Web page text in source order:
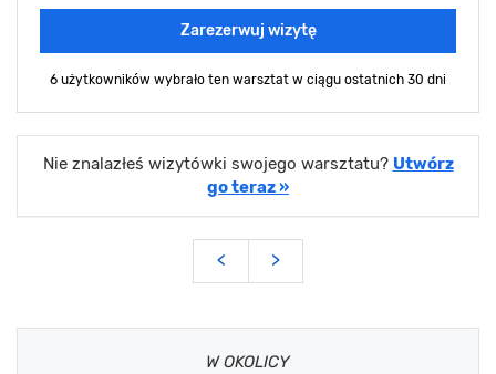
Zarezerwuj wizytę
6 użytkowników wybrało ten warsztat w ciągu ostatnich 30 dni
Nie znalazłeś wizytówki swojego warsztatu? Utwórz
go teraz »
< >
W OKOLICY